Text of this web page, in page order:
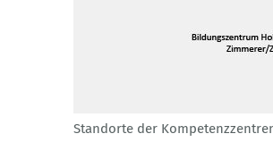
© BIBB
Standorte der